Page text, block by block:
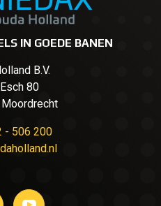
IN GOEDE BANEN
B.V.
80
- 506 200